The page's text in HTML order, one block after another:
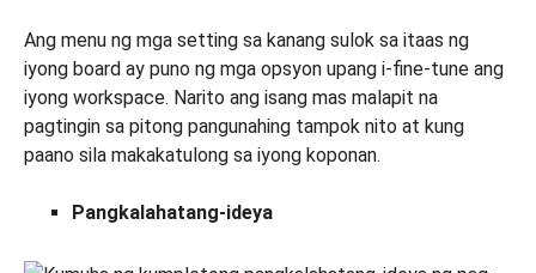
Ang menu ng mga setting sa kanang sulok sa itaas ng
iyong board ay puno ng mga opsyon upang i-fine-tune ang
iyong workspace. Narito ang isang mas malapit na
pagtingin sa pitong pangunahing tampok nito at kung
paano sila makakatulong sa iyong koponan.
Pangkalahatang-ideya